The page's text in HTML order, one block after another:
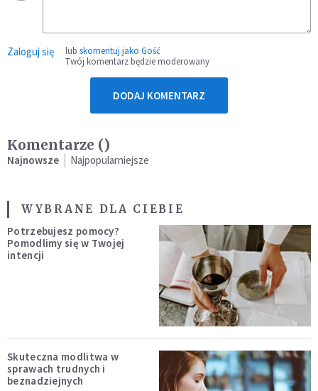
Zaloguj się lub skomentuj jako Gość
Twój komentarz będzie moderowany
DODAJ KOMENTARZ
Komentarze ()
Najnowsze Najpopularniejsze
WYBRANE DLA CIEBIE
Potrzebujesz pomocy?
Pomodlimy się w Twojej
intencji
Skuteczna modlitwa w
sprawach trudnych i
beznadziejnych